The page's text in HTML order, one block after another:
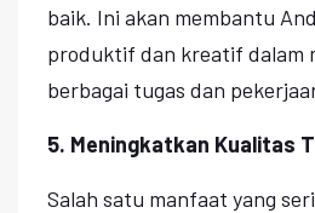
baik. Ini akan membantu
produktif dan kreatif dalam
berbagai tugas dan
5. Meningkatkan Kualitas
Salah satu manfaat yang